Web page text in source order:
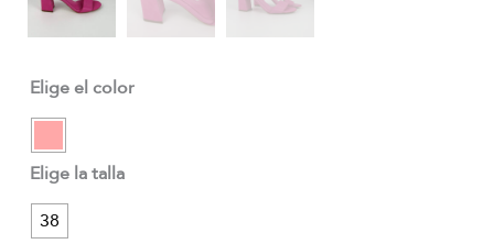
Elige el color
Elige la talla
38